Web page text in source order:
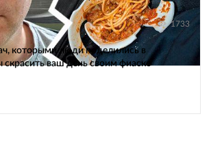
1733
которыми люди поделились в
скрасить ваш день своим фиаско